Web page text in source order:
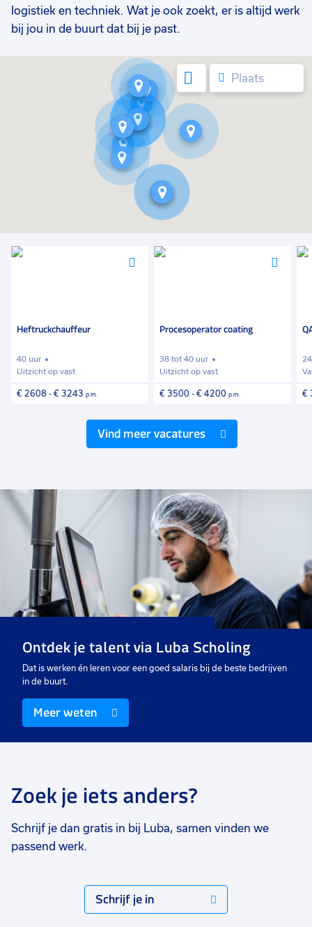
logistiek en techniek. Wat je ook zoekt, er is altijd werk
bij jou in de buurt dat bij je past.
Mijn
locatie
Voeg
Voeg
Heftruckchauffeur
40 uur
Uitzicht op vast
€ 2608 - € 3243 p.m.
Voeg
Procesoperator coating
38 tot 40 uur
Uitzicht op vast
€ 3500 - € 4200 p.m. €
Vind meer vacatures
Ontdek je talent via Luba Scholing
Dat is werken én leren voor een goed salaris bij de beste bedrijven
in de buurt.
Meer weten
Zoek je iets anders?
Schrijf je dan gratis in bij Luba, samen vinden we
passend werk.
Schrijf je in